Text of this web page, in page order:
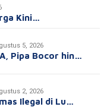
Kini…
5, 2026
Pipa Bocor hin…
2, 2026
Ilegal di Lu…